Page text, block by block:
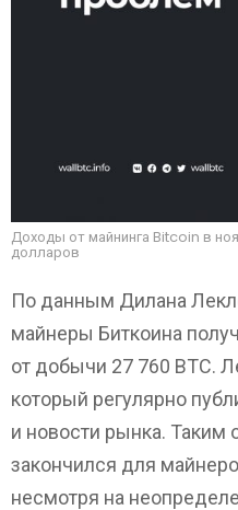
Доходы от майнинга Bitcoin в
долларов
По данным Дилана
майнеры Биткоина
от добычи 27 760 ВТС.
который регулярно
и новости рынка. Таким
закончился для
несмотря на